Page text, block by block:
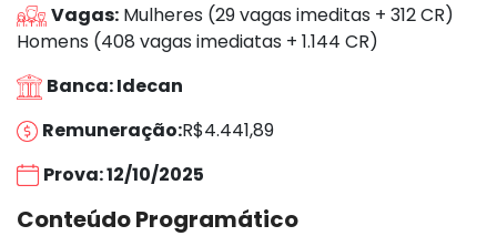
Vagas: Mulheres (29 vagas imeditas + 312 CR)
Homens (408 vagas imediatas + 1.144 CR)
Banca: Idecan
Remuneração:R$4.441,89
Prova: 12/10/2025
Conteúdo Programático